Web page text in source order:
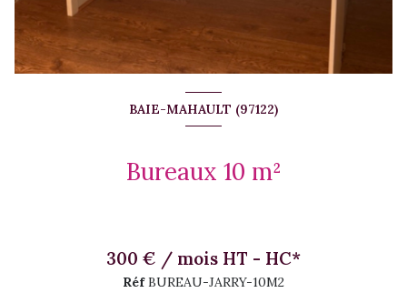
BAIE-MAHAULT (97122)
Bureaux 10 m²
300 € / mois HT - HC*
RéfBUREAU-JARRY-10M2